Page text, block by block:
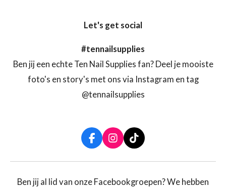
Let's get social
#tennailsupplies
Ben jij een echte Ten Nail Supplies fan? Deel je mooiste
foto's en story's met ons via Instagram en tag
@tennailsupplies
F
a
c
b
I
n
s
a
T
i
k
o
Ben jij al lid van onze Facebookgroepen? We hebben